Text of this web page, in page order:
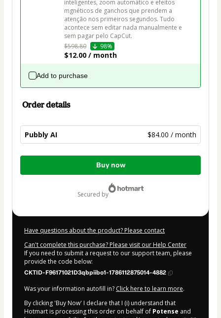
inteligentes, zoom automático e efeitos
mgnéticos de ganchos que prendem a
atenção nos primeiros segundos. Tudo
acontece sem editar nada manualmente e
sem pagar pelo CapCut.
$598.80
98%
$12.00 / month
Add to purchase
Order details
Pubbly AI $84.00 / month
Total
Buy now
secured by
Have questions about the product? Please contact
Can't complete this purchase? Please visit our Help Center
If you need to submit a request to our support team, please
provide the code below:
CKTID-F96171021D3qbpiibo1-1786112875014-4882
Was your information autofill in? Click here to learn more.
By clicking 'Buy Now' I declare that I (i) understand that
Hotmart is processing this order on behalf of Potense and